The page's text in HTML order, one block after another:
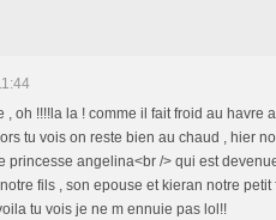
, oh !!!!la la ! comme il fait froid au havre
tu vois on reste bien au chaud , hier
princesse angelina<br /> qui est
fils , son epouse et kieran notre
tu vois je ne m ennuie pas lol!!